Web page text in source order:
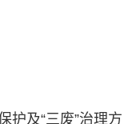
护及“三废”治理方